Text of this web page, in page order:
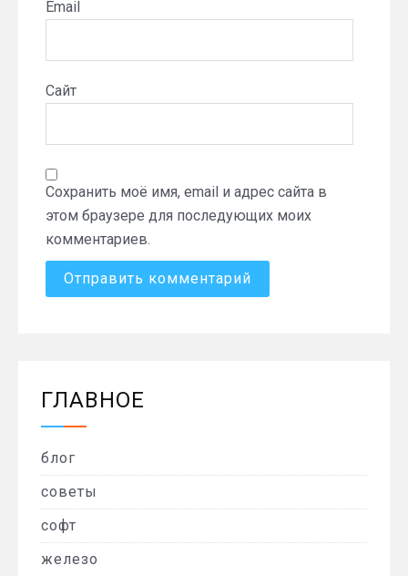
Email
Сайт
Сохранить моё имя, email и адрес сайта в
этом браузере для последующих моих
комментариев.
ГЛАВНОЕ
блог
советы
софт
железо